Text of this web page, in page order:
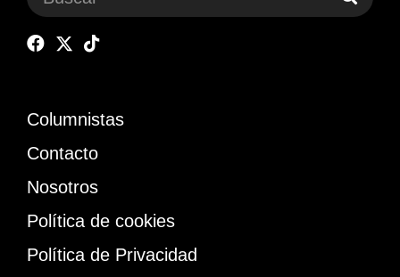
Columnistas
Contacto
Nosotros
Política de cookies
Política de Privacidad